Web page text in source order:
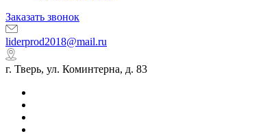
Заказать звонок
liderprod2018@mail.ru
г. Тверь, ул. Коминтерна, д. 83